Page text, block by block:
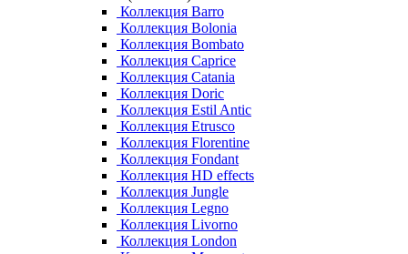
Коллекция Barro
Коллекция Bolonia
Коллекция Bombato
Коллекция Caprice
Коллекция Catania
Коллекция Doric
Коллекция Estil Antic
Коллекция Etrusco
Коллекция Florentine
Коллекция Fondant
Коллекция HD effects
Коллекция Jungle
Коллекция Legno
Коллекция Livorno
Коллекция London